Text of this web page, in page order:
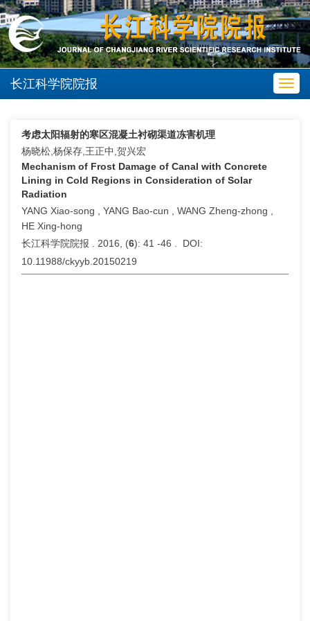
长江科学院院报
考虑太阳辐射的寒区混凝土衬砌渠道冻害机理
杨晓松,杨保存,王正中,贺兴宏
Mechanism of Frost Damage of Canal with Concrete
Lining in Cold Regions in Consideration of Solar
Radiation
YANG Xiao-song , YANG Bao-cun , WANG Zheng-zhong ,
HE Xing-hong
长江科学院院报 . 2016, (6): 41 -46 . DOI:
10.11988/ckyyb.20150219